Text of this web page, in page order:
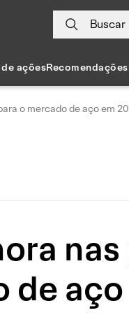
Buscar
açõesRecomendações
o mercado de aço em
de